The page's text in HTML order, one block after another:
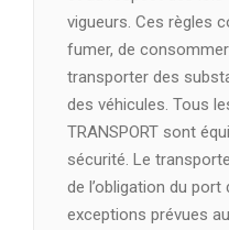
vigueurs. Ces règles
fumer, de
transporter des
des véhicules. Tous
TRANSPORT sont
sécurité. Le
de l’obligation du
exceptions prévues